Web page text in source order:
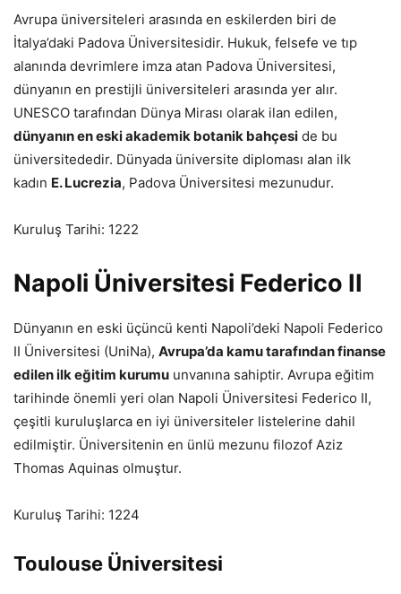
Avrupa üniversiteleri arasında en eskilerden biri de
İtalya’daki Padova Üniversitesidir. Hukuk, felsefe ve tıp
alanında devrimlere imza atan Padova Üniversitesi,
dünyanın en prestijli üniversiteleri arasında yer alır.
UNESCO tarafından Dünya Mirası olarak ilan edilen,
dünyanın en eski akademik botanik bahçesi de bu
üniversitededir. Dünyada üniversite diploması alan ilk
kadın E. Lucrezia, Padova Üniversitesi mezunudur.
Kuruluş Tarihi: 1222
Napoli Üniversitesi Federico II
Dünyanın en eski üçüncü kenti Napoli’deki Napoli Federico
II Üniversitesi (UniNa), Avrupa’da kamu tarafından finanse
edilen ilk eğitim kurumu unvanına sahiptir. Avrupa eğitim
tarihinde önemli yeri olan Napoli Üniversitesi Federico II,
çeşitli kuruluşlarca en iyi üniversiteler listelerine dahil
edilmiştir. Üniversitenin en ünlü mezunu filozof Aziz
Thomas Aquinas olmuştur.
Kuruluş Tarihi: 1224
Toulouse Üniversitesi